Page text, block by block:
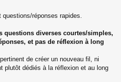
réponses rapides.
questions diverses courtes/simples,
et pas de réflexion à long
de créer un nouveau fil, ni
plutôt dédiés à la réflexion et au long